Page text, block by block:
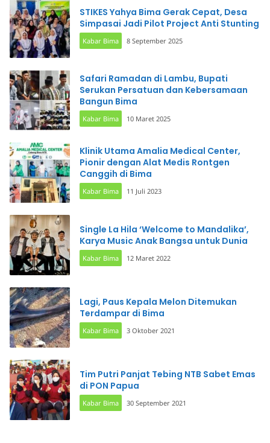
STIKES Yahya Bima Gerak Cepat, Desa
Simpasai Jadi Pilot Project Anti Stunting
Kabar Bima 8 September 2025
Safari Ramadan di Lambu, Bupati
Serukan Persatuan dan Kebersamaan
Bangun Bima
Kabar Bima 10 Maret 2025
Klinik Utama Amalia Medical Center,
Pionir dengan Alat Medis Rontgen
Canggih di Bima
Kabar Bima 11 Juli 2023
Single La Hila ‘Welcome to Mandalika’,
Karya Music Anak Bangsa untuk Dunia
Kabar Bima 12 Maret 2022
Lagi, Paus Kepala Melon Ditemukan
Terdampar di Bima
Kabar Bima 3 Oktober 2021
Tim Putri Panjat Tebing NTB Sabet Emas
di PON Papua
Kabar Bima 30 September 2021